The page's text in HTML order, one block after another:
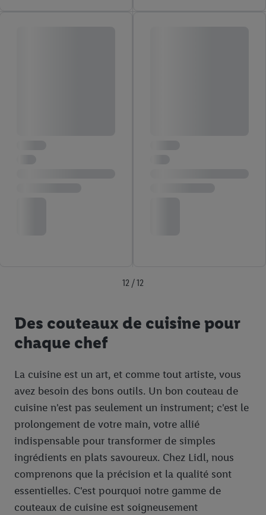
12 / 12
Des couteaux de cuisine pour
chaque chef
La cuisine est un art, et comme tout artiste, vous
avez besoin des bons outils. Un bon couteau de
cuisine n'est pas seulement un instrument; c'est le
prolongement de votre main, votre allié
indispensable pour transformer de simples
ingrédients en plats savoureux. Chez Lidl, nous
comprenons que la précision et la qualité sont
essentielles. C'est pourquoi notre gamme de
couteaux de cuisine est soigneusement